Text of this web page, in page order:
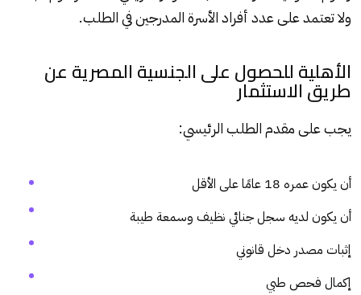
ولا تعتمد على عدد أفراد الأسرة المدرجين في الطلب.
الأهلية للحصول على الجنسية المصرية عن
طريق الاستثمار
يجب على مقدم الطلب الرئيسي:
أن يكون عمره 18 عامًا على الأقل
أن يكون لديه سجل جنائي نظيف وسمعة طيبة
إثبات مصدر دخل قانوني
إكمال فحص طبي